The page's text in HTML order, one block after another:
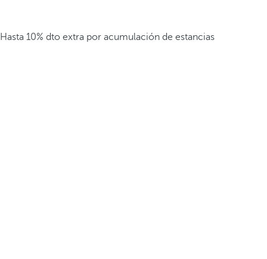
Hasta 10% dto extra por acumulación de estancias